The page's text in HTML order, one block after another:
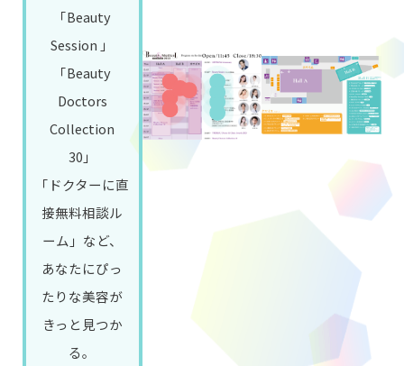
「Beauty
Session 」
「Beauty
Doctors
Collection
30」
「ドクターに直
接無料相談ル
ーム」など、
あなたにぴっ
たりな美容が
きっと見つか
る。